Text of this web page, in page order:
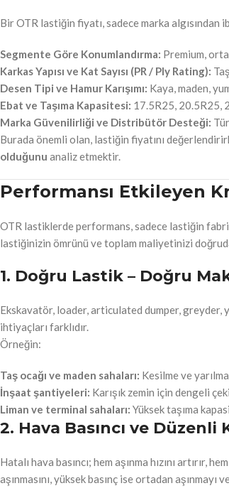
Bir OTR lastiğin fiyatı, sadece marka
Segmente Göre Konumlandırma: Premium,
Karkas Yapısı ve Kat Sayısı (PR / Ply Rating):
Desen Tipi ve Hamur Karışımı: Kaya, maden,
Ebat ve Taşıma Kapasitesi: 17.5R25, 20.5R25,
Marka Güvenilirliği ve Distribütör Desteği:
Burada önemli olan, lastiğin fiyatını
olduğunu analiz etmektir.
Performansı Etkileyen
OTR lastiklerde performans, sadece lastiğin
lastiğinizin ömrünü ve toplam maliyetinizi
1. Doğru Lastik – Doğru
Ekskavatör, loader, articulated dumper, greyder,
ihtiyaçları farklıdır.
Örneğin:
Taş ocağı ve maden sahaları: Kesilme ve
İnşaat şantiyeleri: Karışık zemin için dengeli
Liman ve terminal sahaları: Yüksek taşıma
2. Hava Basıncı ve
Hatalı hava basıncı; hem aşınma hızını
aşınmasını, yüksek basınç ise ortadan aşınmayı